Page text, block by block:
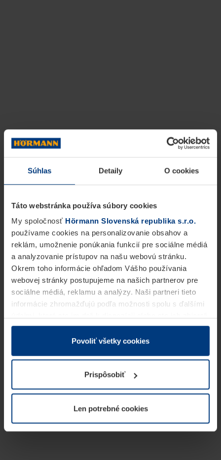
Súhlas Detaily O cookies
Táto webstránka používa súbory cookies
My spoločnosť Hörmann Slovenská republika s.r.o.
používame cookies na personalizovanie obsahov a
reklám, umožnenie ponúkania funkcií pre sociálne médiá
a analyzovanie prístupov na našu webovú stránku.
Okrem toho informácie ohľadom Vášho používania
webovej stránky postupujeme na našich partnerov pre
sociálne médiá, reklamu a analýzy. Naši partneri tieto
informácie zhromažďujú podľa možnosti spolu s ďalšími
v rámci Vášho využívania služieb.
Z právneho hľadiska môžeme cookies ukladať na Vašom
prevádzku tejto stránky. Pre všetky ostatné typy cookie
potrebujeme Vaše povolenie. Vaše povolenie môžete
kedykoľvek zmeniť alebo odvolať vo vysvetlení cookie
našej webovej stránky.
Povoliť všetky cookies
Prispôsobiť
Len potrebné cookies